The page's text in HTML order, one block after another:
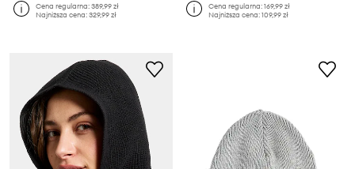
Cena regularna:389,99 zł
Najniższa cena:329,99 zł
Cena regularna:169,99 zł
Najniższa cena:109,99 zł